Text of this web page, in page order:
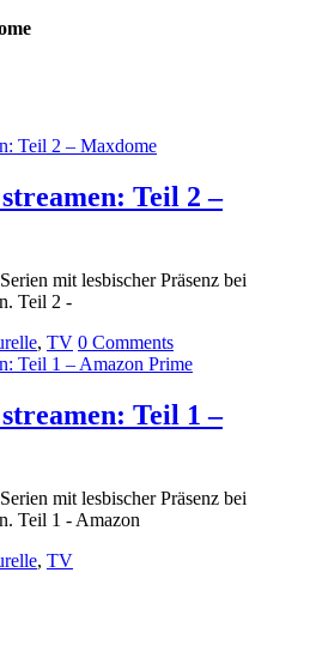
Teil 2 –
mit lesbischer Präsenz bei
Teil 2 -
, TV 0 Comments
Teil 1 –
mit lesbischer Präsenz bei
Teil 1 - Amazon
, TV